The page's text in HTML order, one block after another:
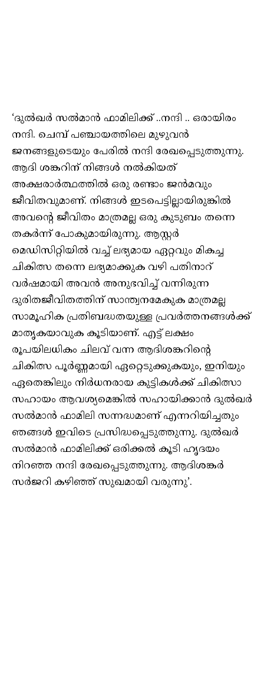
‘ദുൽഖർ സൽമാൻ ഫാമിലിക്ക് ..നന്ദി .. ഒരായിരം
നന്ദി. ചെമ്പ് പഞ്ചായത്തിലെ മുഴുവൻ
ജനങ്ങളുടെയും പേരിൽ നന്ദി രേഖപ്പെടുത്തുന്നു.
ആദി ശങ്കറിന് നിങ്ങൾ നൽകിയത്
അക്ഷരാർത്ഥത്തിൽ ഒരു രണ്ടാം ജൻമവും
ജീവിതവുമാണ്. നിങ്ങൾ ഇടപെട്ടില്ലായിരുങ്കിൽ
അവന്റെ ജീവിതം മാത്രമല്ല ഒരു കുടുബം തന്നെ
തകർന്ന് പോകുമായിരുന്നു. ആസ്റ്റർ
മെഡിസിറ്റിയിൽ വച്ച് ലഭ്യമായ ഏറ്റവും മികച്ച
ചികിത്സ തന്നെ ലഭ്യമാക്കുക വഴി പതിനാറ്
വർഷമായി അവൻ അനുഭവിച്ച് വന്നിരുന്ന
ദുരിതജീവിതത്തിന് സാന്ത്വനമേകുക മാത്രമല്ല
സാമൂഹിക പ്രതിബദ്ധതയുള്ള പ്രവർത്തനങ്ങൾക്ക്
മാതൃകയാവുക കൂടിയാണ്. എട്ട് ലക്ഷം
രൂപയിലധികം ചിലവ് വന്ന ആദിശങ്കറിന്റെ
ചികിത്സ പൂർണ്ണമായി ഏറ്റെടുക്കുകയും, ഇനിയും
ഏതെങ്കിലും നിർധനരായ കുട്ടികൾക്ക് ചികിത്സാ
സഹായം ആവശ്യമെങ്കിൽ സഹായിക്കാൻ ദുൽഖർ
സൽമാൻ ഫാമിലി സന്നദ്ധമാണ് എന്നറിയിച്ചതും
ഞങ്ങൾ ഇവിടെ പ്രസിദ്ധപ്പെടുത്തുന്നു. ദുൽഖർ
സൽമാൻ ഫാമിലിക്ക് ഒരിക്കൽ കൂടി ഹൃദയം
നിറഞ്ഞ നന്ദി രേഖപ്പെടുത്തുന്നു. ആദിശങ്കർ
സർജറി കഴിഞ്ഞ് സുഖമായി വരുന്നു’.